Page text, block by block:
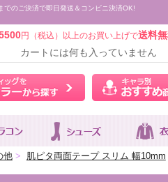
のご決済で即日発送＆コンビニ決済OK!
円（税込）以上のお買い上げで送料
カートには何も入っていません
ウィッグをカラ
他 > 肌ピタ両面テープ スリム 幅10mm